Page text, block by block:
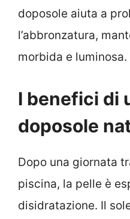
doposole aiuta a
l’abbronzatura,
morbida e luminosa.
I benefici di
doposole
Dopo una giornata
piscina, la pelle è
disidratazione. Il